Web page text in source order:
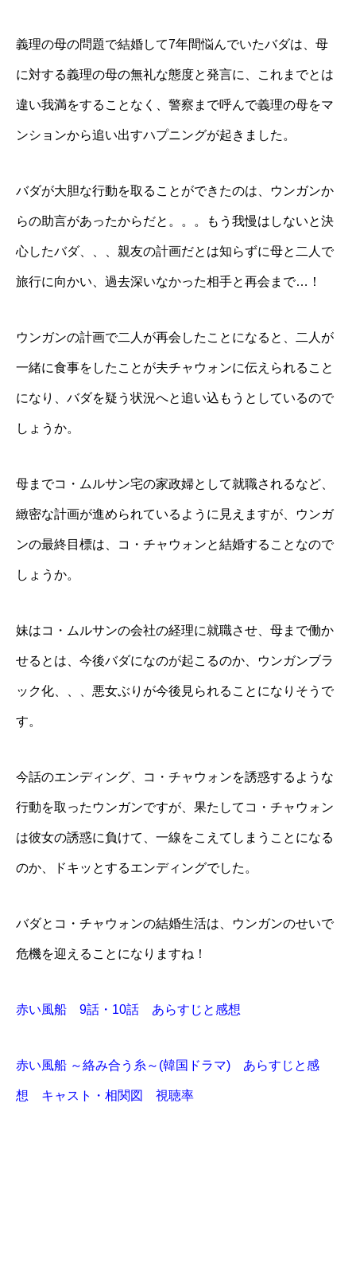
義理の母の問題で結婚して7年間悩んでいたバダは、母
に対する義理の母の無礼な態度と発言に、これまでとは
違い我満をすることなく、警察まで呼んで義理の母をマ
ンションから追い出すハプニングが起きました。
バダが大胆な行動を取ることができたのは、ウンガンか
らの助言があったからだと。。。もう我慢はしないと決
心したバダ、、、親友の計画だとは知らずに母と二人で
旅行に向かい、過去深いなかった相手と再会まで…！
ウンガンの計画で二人が再会したことになると、二人が
一緒に食事をしたことが夫チャウォンに伝えられること
になり、バダを疑う状況へと追い込もうとしているので
しょうか。
母までコ・ムルサン宅の家政婦として就職されるなど、
緻密な計画が進められているように見えますが、ウンガ
ンの最終目標は、コ・チャウォンと結婚することなので
しょうか。
妹はコ・ムルサンの会社の経理に就職させ、母まで働か
せるとは、今後バダになのが起こるのか、ウンガンブラ
ック化、、、悪女ぶりが今後見られることになりそうで
す。
今話のエンディング、コ・チャウォンを誘惑するような
行動を取ったウンガンですが、果たしてコ・チャウォン
は彼女の誘惑に負けて、一線をこえてしまうことになる
のか、ドキッとするエンディングでした。
バダとコ・チャウォンの結婚生活は、ウンガンのせいで
危機を迎えることになりますね！
赤い風船 9話・10話 あらすじと感想
赤い風船 ～絡み合う糸～(韓国ドラマ) あらすじと感
想 キャスト・相関図 視聴率